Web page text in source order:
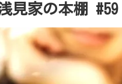
見家の本棚 #59